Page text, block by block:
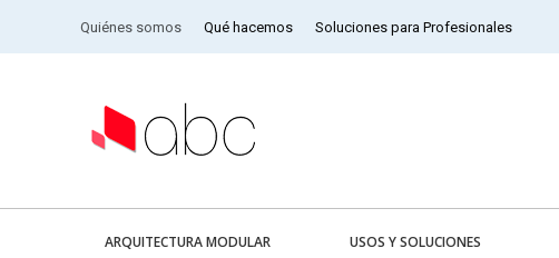
Quiénes somos Qué hacemos Soluciones para Profesionales
ARQUITECTURA MODULAR USOS Y SOLUCIONES